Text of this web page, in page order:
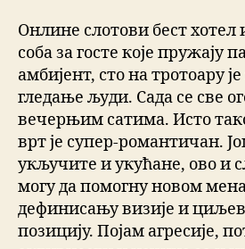
Онлине слотови бест хотел
соба за госте које пружају
амбијент, сто на тротоару
гледање људи. Сада се све
вечерњим сатима. Исто
врт је супер-романтичан.
укључите и укућане, ово и
могу да помогну новом
дефинисању визије и
позицију. Појам агресије,